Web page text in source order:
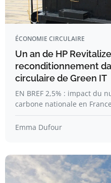
ÉCONOMIE CIRCULAIRE
Un an de HP
reconditionnement
circulaire de Green IT
EN BREF 2,5% : impact du
carbone nationale en
Emma Dufour